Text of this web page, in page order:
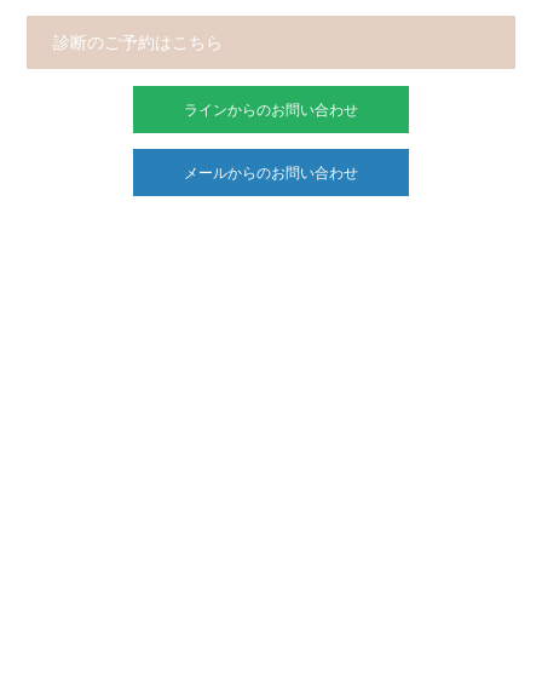
診断のご予約はこちら
ラインからのお問い合わせ
メールからのお問い合わせ